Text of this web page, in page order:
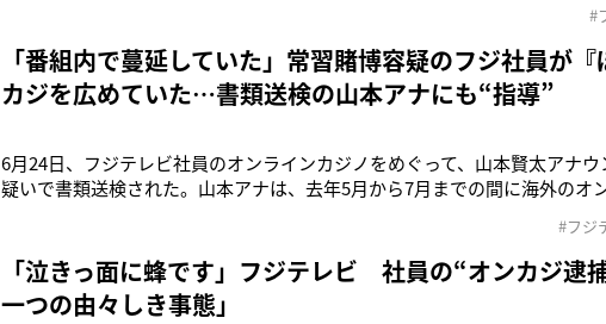
開する見込みです。フジテレビの経営陣が刷新され、再発防止の新体制が
す」（全国紙記者）フジテレビ
#
「番組内で蔓延していた」常習賭博容疑のフジ社員が
カジを広めていた…書類送検の山本アナにも“指導”
6月24日、フジテレビ社員のオンラインカジノをめぐって、山本賢太アナ
疑いで書類送検された。山本アナは、去年5月から7月までの間に海外のオ
がもたれている。フジテレビ社員のオンラインカジノをめぐっては、23日
していた『ぽかぽか』の総合
#フジ
「泣きっ面に蜂です」フジテレビ 社員の“オンカジ逮
一つの由々しき事態」